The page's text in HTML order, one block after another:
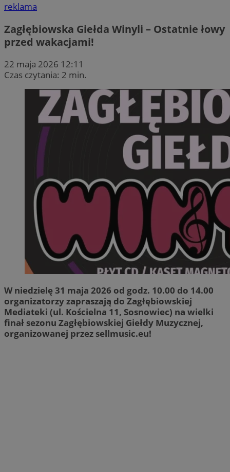
reklama
Zagłębiowska Giełda Winyli – Ostatnie łowy
przed wakacjami!
22 maja 2026 12:11
Czas czytania: 2 min.
W niedzielę 31 maja 2026 od godz. 10.00 do 14.00
organizatorzy zapraszają do Zagłębiowskiej
Mediateki (ul. Kościelna 11, Sosnowiec) na wielki
finał sezonu Zagłębiowskiej Giełdy Muzycznej,
organizowanej przez sellmusic.eu!